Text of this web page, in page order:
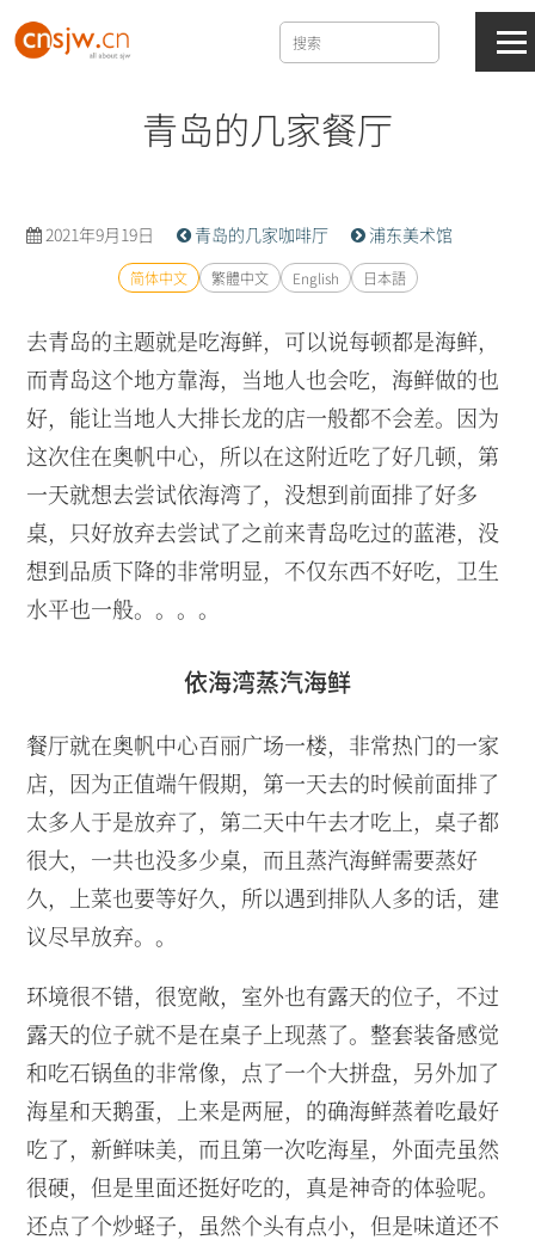
青岛的几家餐厅
2021年9月19日 青岛的几家咖啡厅 浦东美术馆
简体中文 繁體中文 English 日本語
去青岛的主题就是吃海鲜，可以说每顿都是海鲜，
而青岛这个地方靠海，当地人也会吃，海鲜做的也
好，能让当地人大排长龙的店一般都不会差。因为
这次住在奥帆中心，所以在这附近吃了好几顿，第
一天就想去尝试依海湾了，没想到前面排了好多
桌，只好放弃去尝试了之前来青岛吃过的蓝港，没
想到品质下降的非常明显，不仅东西不好吃，卫生
水平也一般。。。。
依海湾蒸汽海鲜
餐厅就在奥帆中心百丽广场一楼，非常热门的一家
店，因为正值端午假期，第一天去的时候前面排了
太多人于是放弃了，第二天中午去才吃上，桌子都
很大，一共也没多少桌，而且蒸汽海鲜需要蒸好
久，上菜也要等好久，所以遇到排队人多的话，建
议尽早放弃。。
环境很不错，很宽敞，室外也有露天的位子，不过
露天的位子就不是在桌子上现蒸了。整套装备感觉
和吃石锅鱼的非常像，点了一个大拼盘，另外加了
海星和天鹅蛋，上来是两屉，的确海鲜蒸着吃最好
吃了，新鲜味美，而且第一次吃海星，外面壳虽然
很硬，但是里面还挺好吃的，真是神奇的体验呢。
还点了个炒蛏子，虽然个头有点小，但是味道还不